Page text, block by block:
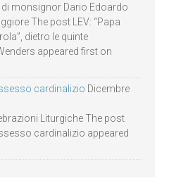
monsignor Dario Edoardo
The post LEV: “Papa
dietro le quinte
appeared first on
cardinalizio Dicembre
Liturgiche The post
cardinalizio appeared